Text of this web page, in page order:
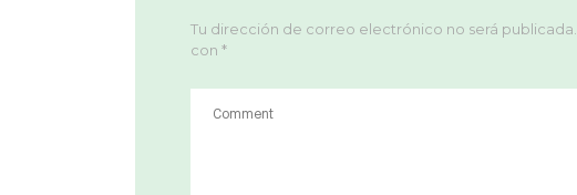
Tu dirección de correo electrónico no será publicada.
con *